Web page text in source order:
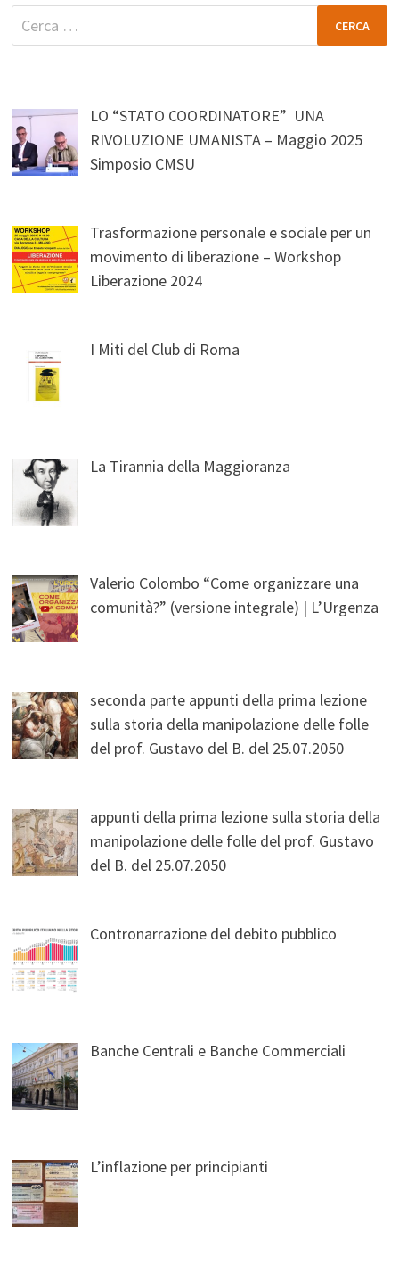
Ricerca
per:
LO “STATO COORDINATORE” UNA
RIVOLUZIONE UMANISTA – Maggio 2025
Simposio CMSU
Trasformazione personale e sociale per un
movimento di liberazione – Workshop
Liberazione 2024
I Miti del Club di Roma
La Tirannia della Maggioranza
Valerio Colombo “Come organizzare una
comunità?” (versione integrale) | L’Urgenza
seconda parte appunti della prima lezione
sulla storia della manipolazione delle folle
del prof. Gustavo del B. del 25.07.2050
appunti della prima lezione sulla storia della
manipolazione delle folle del prof. Gustavo
del B. del 25.07.2050
Contronarrazione del debito pubblico
Banche Centrali e Banche Commerciali
L’inflazione per principianti